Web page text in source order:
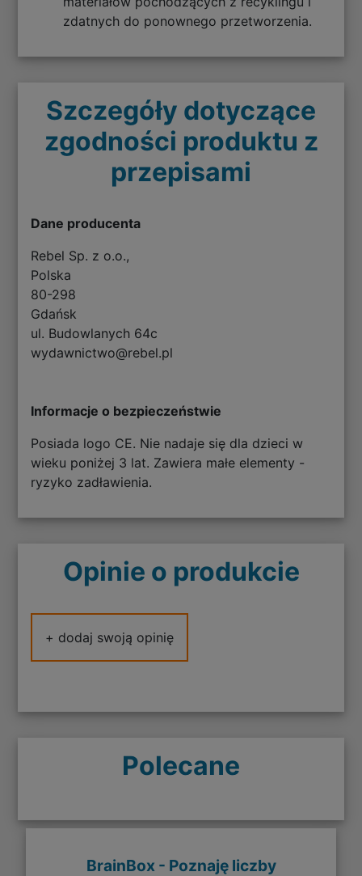
zdatnych do ponownego przetworzenia.
Szczegóły dotyczące
zgodności produktu z
przepisami
Dane producenta
Rebel Sp. z o.o.,
Polska
80-298
Gdańsk
ul. Budowlanych 64c
wydawnictwo@rebel.pl
Informacje o bezpieczeństwie
Posiada logo CE. Nie nadaje się dla dzieci w
wieku poniżej 3 lat. Zawiera małe elementy -
ryzyko zadławienia.
Opinie o produkcie
+ dodaj swoją opinię
Polecane
BrainBox - Poznaję liczby